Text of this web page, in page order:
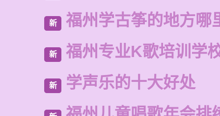
新 福州学古筝的地方哪
新 福州专业K歌培训学
新 学声乐的十大好处